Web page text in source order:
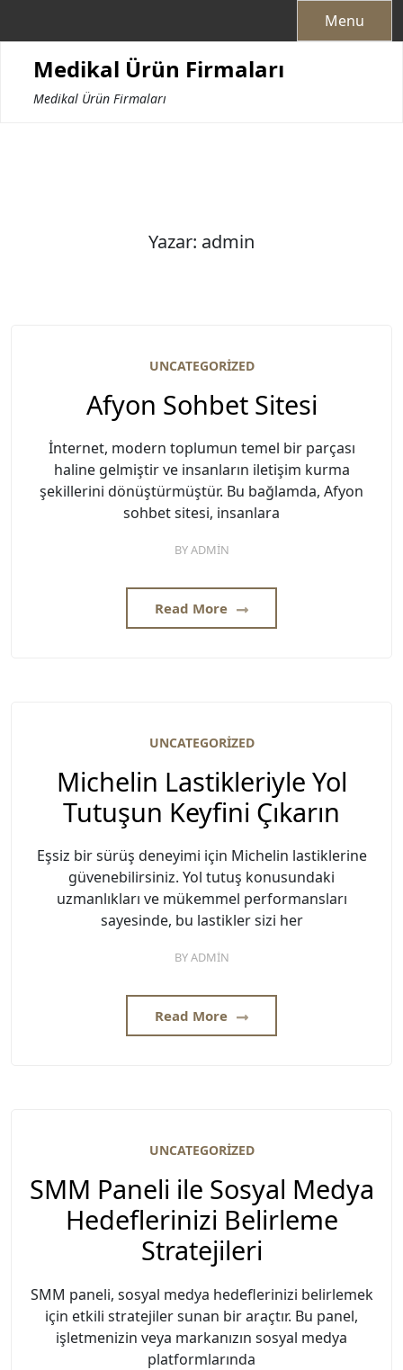
Menu
Medikal Ürün Firmaları
Medikal Ürün Firmaları
Yazar: admin
UNCATEGORIZED
Afyon Sohbet Sitesi
İnternet, modern toplumun temel bir parçası
haline gelmiştir ve insanların iletişim kurma
şekillerini dönüştürmüştür. Bu bağlamda, Afyon
sohbet sitesi, insanlara
BYADMIN
Read More
UNCATEGORIZED
Michelin Lastikleriyle Yol
Tutuşun Keyfini Çıkarın
Eşsiz bir sürüş deneyimi için Michelin lastiklerine
güvenebilirsiniz. Yol tutuş konusundaki
uzmanlıkları ve mükemmel performansları
sayesinde, bu lastikler sizi her
BYADMIN
Read More
UNCATEGORIZED
SMM Paneli ile Sosyal Medya
Hedeflerinizi Belirleme
Stratejileri
SMM paneli, sosyal medya hedeflerinizi belirlemek
için etkili stratejiler sunan bir araçtır. Bu panel,
işletmenizin veya markanızın sosyal medya
platformlarında